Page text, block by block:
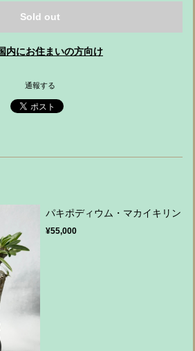
Sold out
内にお住まいの方向け
通報する
パキポディウム・マカイキリン
¥55,000